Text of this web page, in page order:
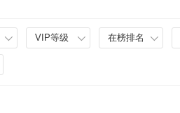
VIP等级 在榜排名